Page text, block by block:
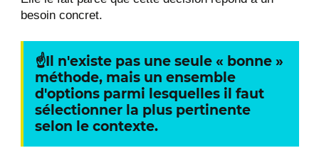
besoin concret.
☝Il n'existe pas une seule « bonne »
méthode, mais un ensemble
d'options parmi lesquelles il faut
sélectionner la plus pertinente
selon le contexte.